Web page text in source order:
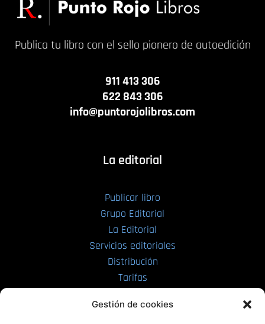
Gestión de cookies
Publica tu libro con el sello pionero de autoedición
911 413 306
622 843 306
info@puntorojolibros.com
La editorial
Publicar libro
Grupo Editorial
La Editorial
Servicios editoriales
Distribución
Tarifas